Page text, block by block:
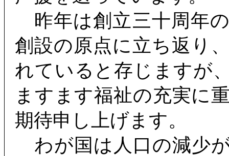
昨年は創立三十周年
創設の原点に立ち返り
れていると存じますが
ますます福祉の充実に
期待申し上げます。
わが国は人口の減少